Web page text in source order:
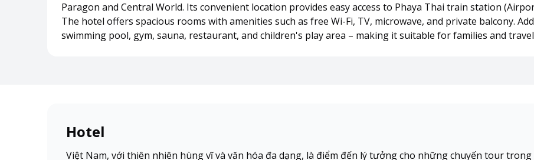
Paragon and Central World. Its convenient location provides easy access to Phaya Thai train station
The hotel offers spacious rooms with amenities such as free Wi-Fi, TV, microwave, and private balcony.
swimming pool, gym, sauna, restaurant, and children's play area – making it suitable for families and
Hotel
Việt Nam, với thiên nhiên hùng vĩ và văn hóa đa dạng, là điểm đến lý tưởng cho những chuyến tour